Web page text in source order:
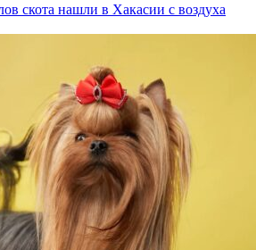
скота нашли в Хакасии с воздуха